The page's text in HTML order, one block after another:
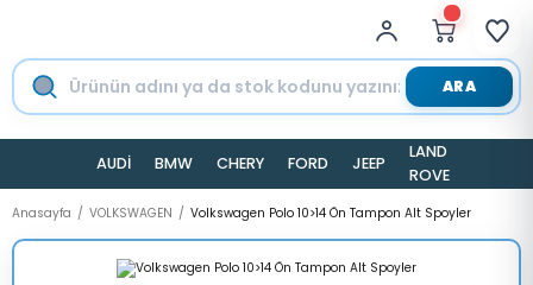
ARA
AUDİ BMW CHERY FORD JEEP
LAND
ROVER
Anasayfa VOLKSWAGEN Volkswagen Polo 10>14 Ön Tampon Alt Spoyler